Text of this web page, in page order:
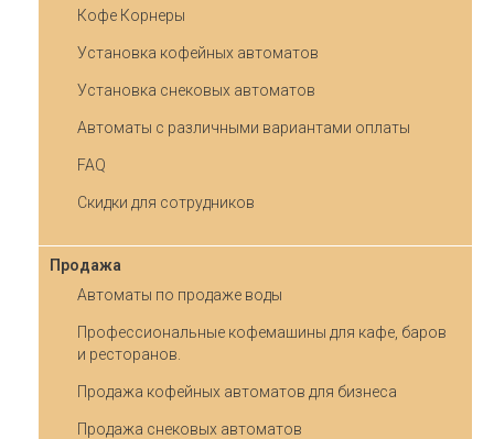
Кофе Корнеры
Установка кофейных автоматов
Установка снековых автоматов
Автоматы с различными вариантами оплаты
FAQ
Скидки для сотрудников
Продажа
Автоматы по продаже воды
Профессиональные кофемашины для кафе, баров
и ресторанов.
Продажа кофейных автоматов для бизнеса
Продажа снековых автоматов